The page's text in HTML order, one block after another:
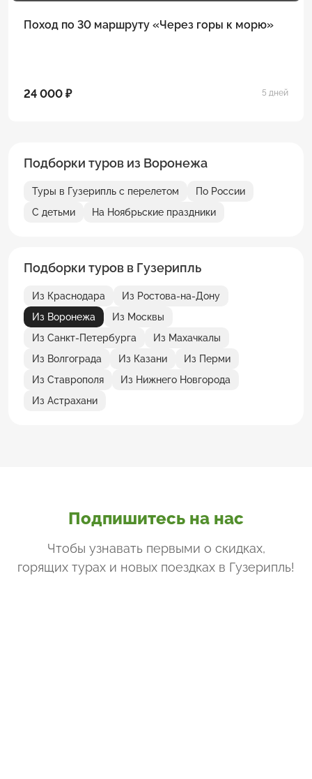
Поход по 30 маршруту «Через горы к морю»
24 000 ₽ 5 дней
Подборки туров из Воронежа
Туры в Гузерипль с перелетом
По России
С детьми
На Ноябрьские праздники
Подборки туров в Гузерипль
Из Краснодара
Из Ростова-на-Дону
Из Воронежа
Из Москвы
Из Санкт-Петербурга
Из Махачкалы
Из Волгограда
Из Казани
Из Перми
Из Ставрополя
Из Нижнего Новгорода
Из Астрахани
Подпишитесь на нас
Чтобы узнавать первыми о скидках,
горящих турах и новых поездках в Гузерипль!